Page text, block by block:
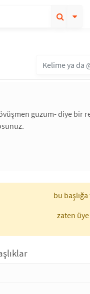
guzum- diye bir
bu
zaten